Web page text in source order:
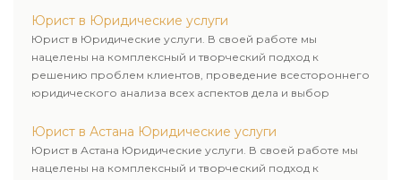
Юрист в Юридические услуги
Юрист в Юридические услуги. В своей работе мы
нацелены на комплексный и творческий подход к
решению проблем клиентов, проведение всестороннего
юридического анализа всех аспектов дела и выбор
Юрист в Астана Юридические услуги
Юрист в Астана Юридические услуги. В своей работе мы
нацелены на комплексный и творческий подход к